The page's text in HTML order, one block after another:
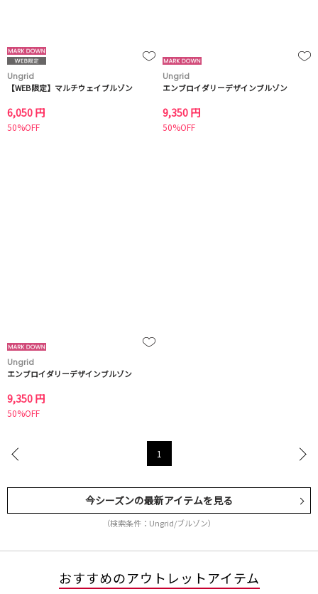
Ungrid
【WEB限定】マルチウェイブルゾン
6,050 円
50%OFF
Ungrid
エンブロイダリーデザインブルゾン
9,350 円
50%OFF
Ungrid
エンブロイダリーデザインブルゾン
9,350 円
50%OFF
1
今シーズンの最新アイテムを見る
（検索条件：Ungrid/ブルゾン）
おすすめのアウトレットアイテム